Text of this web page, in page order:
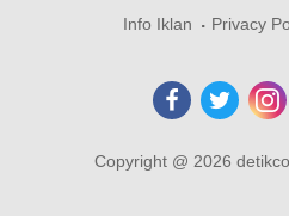
Info Iklan
Privacy
Copyright @ 2026